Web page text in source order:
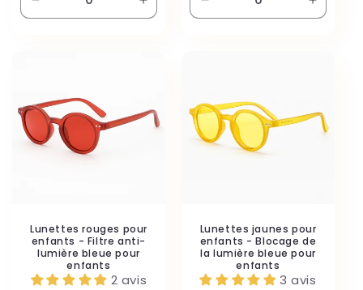
la
Augmenter
la
la
la
Lunettes rouges pour
enfants - Filtre anti-
lumière bleue pour
enfants
2 avis
Lunettes jaunes pour
enfants - Blocage de
la lumière bleue pour
enfants
3 avis